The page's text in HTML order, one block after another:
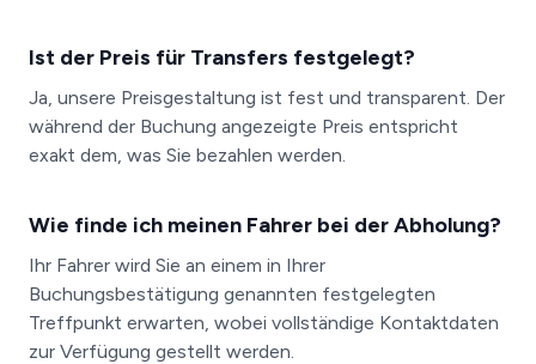
Ist der Preis für Transfers festgelegt?
Ja, unsere Preisgestaltung ist fest und transparent. Der
während der Buchung angezeigte Preis entspricht
exakt dem, was Sie bezahlen werden.
Wie finde ich meinen Fahrer bei der Abholung?
Ihr Fahrer wird Sie an einem in Ihrer
Buchungsbestätigung genannten festgelegten
Treffpunkt erwarten, wobei vollständige Kontaktdaten
zur Verfügung gestellt werden.